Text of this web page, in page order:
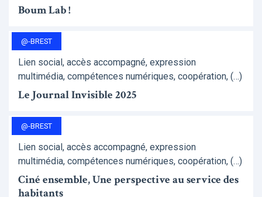
Boum Lab !
@-BREST
Lien social, accès accompagné, expression
multimédia, compétences numériques, coopération, (…)
Le Journal Invisible 2025
@-BREST
Lien social, accès accompagné, expression
multimédia, compétences numériques, coopération, (…)
Ciné ensemble, Une perspective au service des
habitants